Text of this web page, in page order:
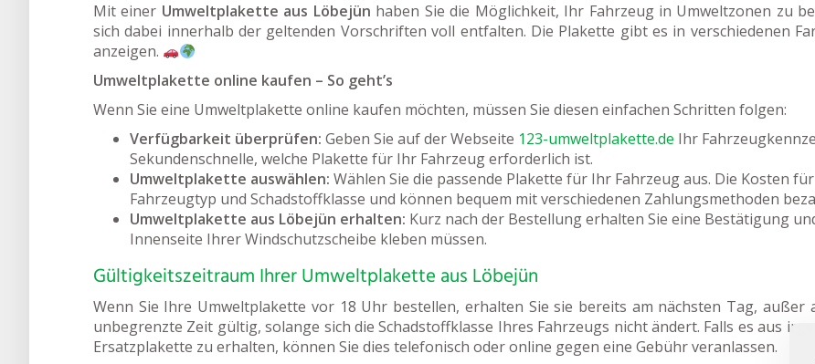
Mit einer Umweltplakette aus Löbejün haben Sie die Möglichkeit, Ihr Fahrzeug in Umweltzonen zu
sich dabei innerhalb der geltenden Vorschriften voll entfalten. Die Plakette gibt es in verschiedenen
anzeigen.
Umweltplakette online kaufen – So geht’s
Wenn Sie eine Umweltplakette online kaufen möchten, müssen Sie diesen einfachen Schritten folgen:
Verfügbarkeit überprüfen: Geben Sie auf der Webseite 123-umweltplakette.de Ihr
Sekundenschnelle, welche Plakette für Ihr Fahrzeug erforderlich ist.
Umweltplakette auswählen: Wählen Sie die passende Plakette für Ihr Fahrzeug aus. Die Kosten
Fahrzeugtyp und Schadstoffklasse und können bequem mit verschiedenen Zahlungsmethoden
Umweltplakette aus Löbejün erhalten: Kurz nach der Bestellung erhalten Sie eine Bestätigung
Innenseite Ihrer Windschutzscheibe kleben müssen.
Gültigkeitszeitraum Ihrer Umweltplakette aus Löbejün
Wenn Sie Ihre Umweltplakette vor 18 Uhr bestellen, erhalten Sie sie bereits am nächsten Tag,
unbegrenzte Zeit gültig, solange sich die Schadstoffklasse Ihres Fahrzeugs nicht ändert. Falls es aus
Ersatzplakette zu erhalten, können Sie dies telefonisch oder online gegen eine Gebühr veranlassen.